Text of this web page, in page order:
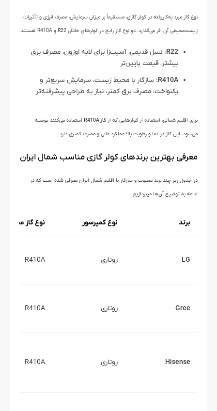
نوع گاز مبرد به‌کاررفته در کولر گازی، مستقیماً بر میزان سرمایش، مصرف انرژی و تأثیرات
زیست‌محیطی آن اثر می‌گذارد. دو نوع گاز رایج در کولرهای خانگی R22 و R410A هستند:
R22: نسل قدیمی، آسیب‌زا برای لایه اوزون، مصرف برق
بیشتر، قیمت پایین‌تر
R410A: سازگار با محیط زیست، سرمایش سریع‌تر و
یکنواخت، مصرف برق کمتر، نیاز به طراحی پیشرفته‌تر
برای اقلیم شمالی، استفاده از کولرهایی که از گاز R410A استفاده می‌کنند توصیه
می‌شود. این گاز در دما و رطوبت بالا عملکرد عالی و مصرف کمتری دارد.
معرفی بهترین برندهای کولر گازی مناسب شمال ایران
در جدول زیر چند برند محبوب و سازگار با اقلیم شمال ایران معرفی شده است که در
ادامه به توضیح آن‌ها میپردازیم:
برند نوع کمپرسور نوع گاز مبرد
LG روتاری R410A
Gree روتاری R410A
Hisense روتاری R410A